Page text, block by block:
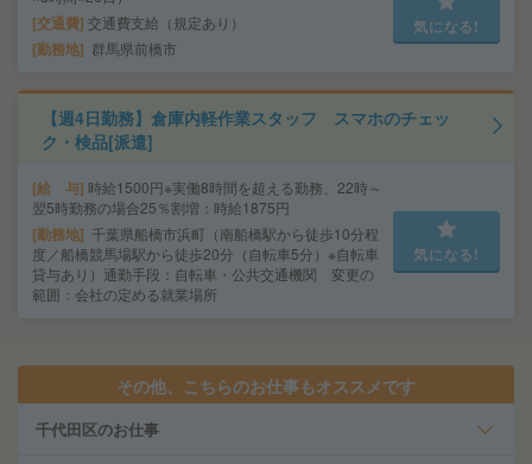
交通費 交通費支給（規定あり）
勤務地 群馬県前橋市
気になる!
【週4日勤務】倉庫内軽作業スタッフ スマホのチェッ
ク・検品[派遣]
給 与 時給1500円※実働8時間を超える勤務、22時～
翌5時勤務の場合25％割増：時給1875円
勤務地 千葉県船橋市浜町（南船橋駅から徒歩10分程
度／船橋競馬場駅から徒歩20分（自転車5分）※自転車
貸与あり）通勤手段：自転車・公共交通機関 変更の
範囲：会社の定める就業場所
気になる!
その他、こちらのお仕事もオススメです
千代田区のお仕事